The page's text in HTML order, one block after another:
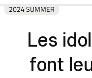
2024 SUMMER
Les
font